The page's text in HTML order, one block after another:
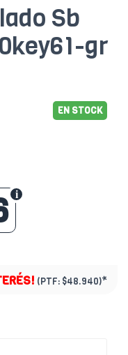
Sb
gr
EN STOCK
(PTF: $48.940)*